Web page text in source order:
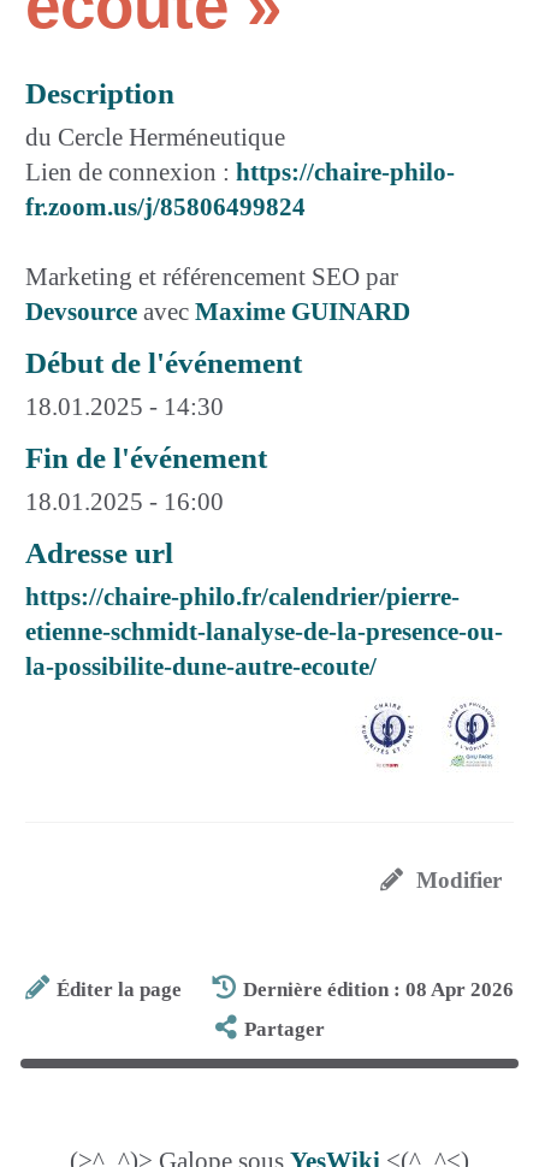
Description
du Cercle Herméneutique
Lien de connexion : https://chaire-philo-
fr.zoom.us/j/85806499824
Marketing et référencement SEO par
Devsource avec Maxime GUINARD
Début de l'événement
18.01.2025 - 14:30
Fin de l'événement
18.01.2025 - 16:00
Adresse url
https://chaire-philo.fr/calendrier/pierre-
etienne-schmidt-lanalyse-de-la-presence-ou-
la-possibilite-dune-autre-ecoute/
Modifier
Éditer la page
Dernière édition : 08 Apr 2026
Partager